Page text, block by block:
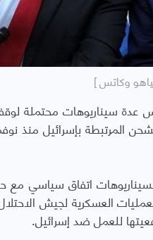
وكاتس ]
عدة سيناريوهات محتملة
اتفاق سياسي
العسكرية لجيش
للعمل ضد إسرائيل.